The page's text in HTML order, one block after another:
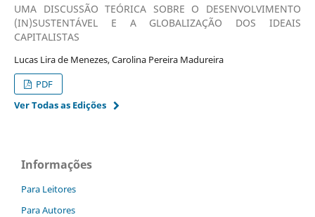
UMA DISCUSSÃO TEÓRICA SOBRE O DESENVOLVIMENTO
(IN)SUSTENTÁVEL E A GLOBALIZAÇÃO DOS IDEAIS
CAPITALISTAS
Lucas Lira de Menezes, Carolina Pereira Madureira
PDF
Ver Todas as Edições
Informações
Para Leitores
Para Autores